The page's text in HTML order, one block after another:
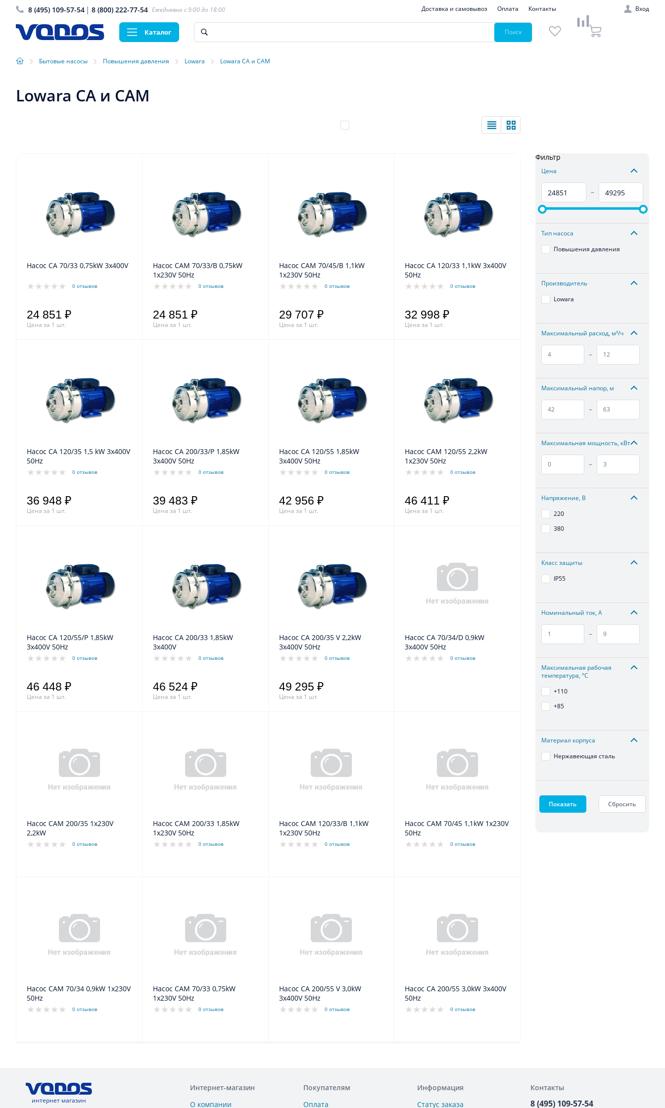
8 (495) 109-57-54 8 (800) 222-77-54 Ежедневно с 9:00 до 18:00 Доставка и самовывоз Оплата Контакты Вход
Каталог Поиск
› Бытовые насосы › Повышения давления › Lowara › Lowara CA и CAM
Lowara CA и CAM
Насос CA 70/33 0,75kW 3x400V
0 отзывов
24 851 ₽
Цена за 1 шт.
Насос CAM 70/33/B 0,75kW
1x230V 50Hz
0 отзывов
24 851 ₽
Цена за 1 шт.
Насос CAM 70/45/B 1,1kW
1x230V 50Hz
0 отзывов
29 707 ₽
Цена за 1 шт.
Насос CA 120/33 1,1kW 3x400V
50Hz
0 отзывов
32 998 ₽
Цена за 1 шт.
Насос CA 120/35 1,5 kW 3x400V
50Hz
0 отзывов
36 948 ₽
Цена за 1 шт.
Насос CA 200/33/P 1,85kW
3x400V 50Hz
0 отзывов
39 483 ₽
Цена за 1 шт.
Насос CA 120/55 1,85kW
3x400V 50Hz
0 отзывов
42 956 ₽
Цена за 1 шт.
Насос CAM 120/55 2,2kW
1x230V 50Hz
0 отзывов
46 411 ₽
Цена за 1 шт.
Насос CA 120/55/P 1,85kW
3x400V 50Hz
0 отзывов
46 448 ₽
Цена за 1 шт.
Насос CA 200/33 1,85kW
3x400V
0 отзывов
46 524 ₽
Цена за 1 шт.
Насос CA 200/35 V 2,2kW
3x400V 50Hz
0 отзывов
49 295 ₽
Цена за 1 шт.
Насос CA 70/34/D 0,9kW
3x400V 50Hz
0 отзывов
Насос CAM 200/35 1x230V
2,2kW
0 отзывов
Насос CAM 200/33 1,85kW
1x230V 50Hz
0 отзывов
Насос CAM 120/33/В 1,1kW
1x230V 50Hz
0 отзывов
Насос CAM 70/45 1,1kW 1x230V
50Hz
0 отзывов
Насос CAM 70/34 0,9kW 1x230V
50Hz
0 отзывов
Насос CAM 70/33 0,75kW
1x230V 50Hz
0 отзывов
Насос CA 200/55 V 3,0kW
3x400V 50Hz
0 отзывов
Насос CA 200/55 3,0kW 3x400V
50Hz
0 отзывов
Фильтр
Цена
–
Тип насоса
Повышения давления
Производитель
Lowara
Максимальный расход, м³/ч
–
Максимальный напор, м
–
Максимальная мощность, кВт
–
Напряжение, В
220
380
Класс защиты
IP55
Номинальный ток, А
–
Максимальная рабочая
температура, °С
+110
+85
Материал корпуса
Нержавеющая сталь
Показать Сбросить
интернет магазин
Интернет-магазин
О компании
Покупателям
Оплата
Информация
Статус заказа
Контакты
8 (495) 109-57-54